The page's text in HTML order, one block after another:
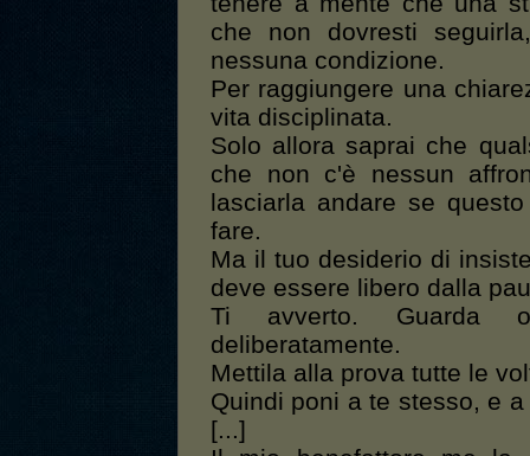
che non dovresti
nessuna condizione.
Per raggiungere una
vita disciplinata.
Solo allora saprai che
che non c'è nessun
lasciarla andare se
fare.
Ma il tuo desiderio di
deve essere libero dalla
Ti avverto. Guarda
deliberatamente.
Mettila alla prova tutte le
Quindi poni a te stesso, e
[...]